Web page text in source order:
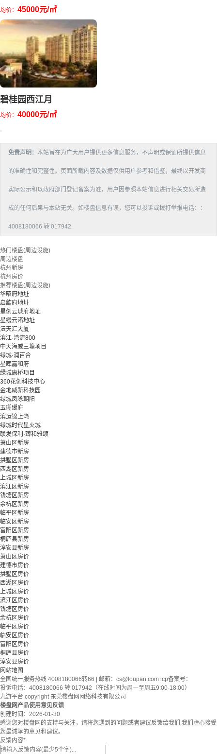
均价： 45000元/㎡
碧桂园西江月
均价： 40000元/㎡
免责声明： 本站旨在为广大用户提供更多信息服务，不声明或保证所提供信息
的准确性和完整性。页面所载内容及数据仅供用户参考和借鉴，最终以开发商
实际公示和以政府部门登记备案为准，用户因参照本站信息进行相关交易所造
成的任何后果与本站无关。如楼盘信息有误，您可以投诉或拨打举报电话：：
4008180066 转 017942
热门楼盘(周边设施)
周边楼盘
杭州新房
杭州房价
推荐楼盘(周边设施)
华昭府地址
启歆府地址
星创云珹府地址
星缦云渚地址
沄天汇大厦
滨江·湾流800
中天海威三塘项目
绿城·润百合
星晖嘉和府
绿城康桥项目
360花创科技中心
金地威新科技园
绿城凤咏朝阳
玉珊瑚府
滨运锦上湾
绿城时代星火城
联发保利·臻和雅颂
萧山区新房
建德市新房
拱墅区新房
西湖区新房
上城区新房
滨江区新房
钱塘区新房
余杭区新房
临平区新房
临安区新房
富阳区新房
桐庐县新房
淳安县新房
萧山区房价
建德市房价
拱墅区房价
西湖区房价
上城区房价
滨江区房价
钱塘区房价
余杭区房价
临平区房价
临安区房价
富阳区房价
桐庐县房价
淳安县房价
网站地图
全国统一服务热线 4008180066转66 | 邮箱： cs@loupan.com icp备案号：
投诉电话：4008180066 转 017942（在线时间为周一至周五9:00-18:00）
九游平台 copyright 东莞楼盘网网络科技有限公司
楼盘网产品使用意见反馈
创建时间： 2026-01-30
感谢您对楼盘网的支持与关注，请将您遇到的问题或者建议反馈给我们,我们虚心接受
您最诚挚的意见和建议。
反馈内容*